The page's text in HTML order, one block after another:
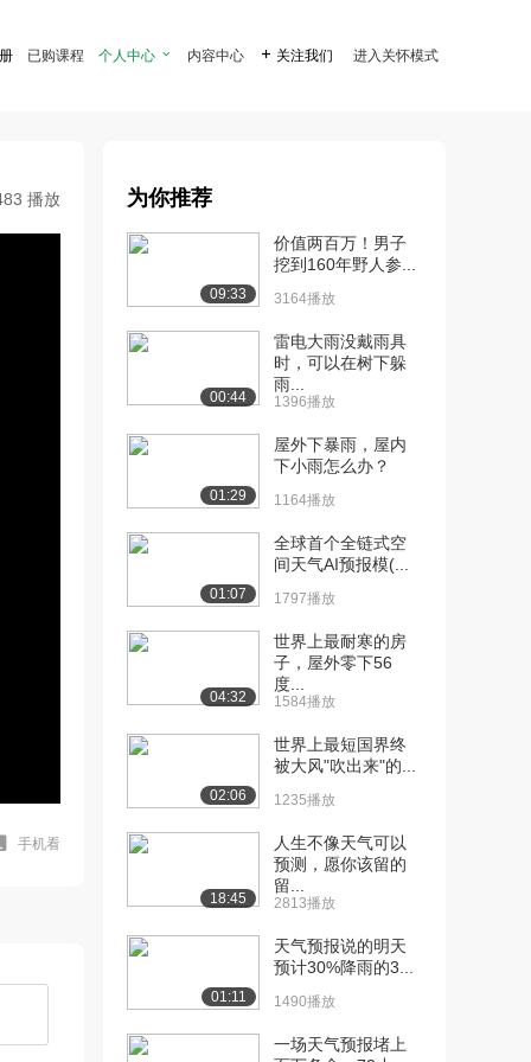
已购课程 个人中心  内容中心  关注我们 进入关怀模式
播放
手机看
为你推荐
09:33
价值两百万！男子
挖到160年野人参...
3164播放
00:44
雷电大雨没戴雨具
时，可以在树下躲
雨...
1396播放
01:29
屋外下暴雨，屋内
下小雨怎么办？
1164播放
01:07
全球首个全链式空
间天气AI预报模(...
1797播放
04:32
世界上最耐寒的房
子，屋外零下56
度...
1584播放
02:06
世界上最短国界终
被大风"吹出来"的...
1235播放
18:45
人生不像天气可以
预测，愿你该留的
留...
2813播放
01:11
天气预报说的明天
预计30%降雨的3...
1490播放
一场天气预报堵上